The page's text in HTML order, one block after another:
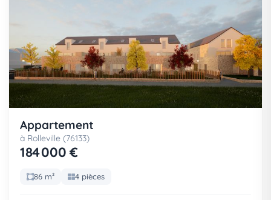
Appartement
à Rolleville (76133)
184 000 €
86 m² 4 pièces